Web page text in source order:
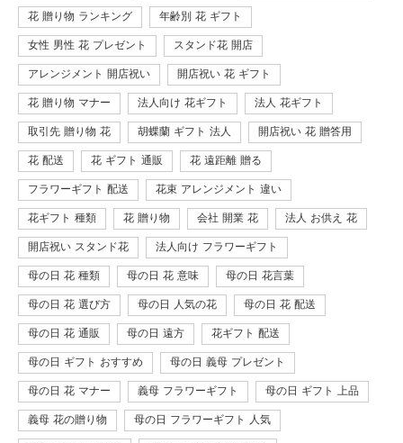
花 贈り物 ランキング 年齢別 花 ギフト
女性 男性 花 プレゼント スタンド花 開店
アレンジメント 開店祝い 開店祝い 花 ギフト
花 贈り物 マナー 法人向け 花ギフト 法人 花ギフト
取引先 贈り物 花 胡蝶蘭 ギフト 法人 開店祝い 花 贈答用
花 配送 花 ギフト 通販 花 遠距離 贈る
フラワーギフト 配送 花束 アレンジメント 違い
花ギフト 種類 花 贈り物 会社 開業 花 法人 お供え 花
開店祝い スタンド花 法人向け フラワーギフト
母の日 花 種類 母の日 花 意味 母の日 花言葉
母の日 花 選び方 母の日 人気の花 母の日 花 配送
母の日 花 通販 母の日 遠方 花ギフト 配送
母の日 ギフト おすすめ 母の日 義母 プレゼント
母の日 花 マナー 義母 フラワーギフト 母の日 ギフト 上品
義母 花の贈り物 母の日 フラワーギフト 人気